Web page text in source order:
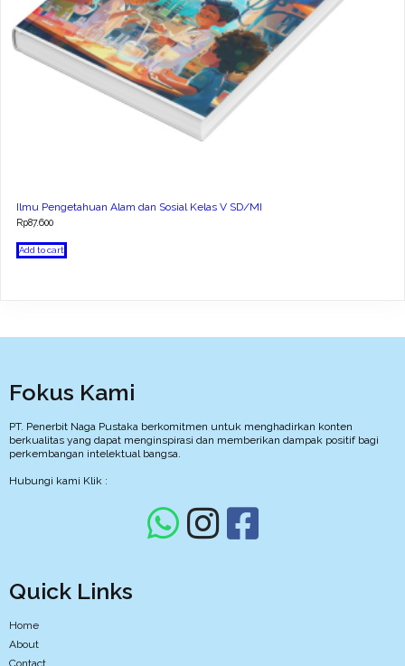
Ilmu Pengetahuan Alam dan Sosial Kelas V SD/MI
Rp87.600
Add to cart
Fokus Kami
PT. Penerbit Naga Pustaka berkomitmen untuk menghadirkan konten
berkualitas yang dapat menginspirasi dan memberikan dampak positif bagi
perkembangan intelektual bangsa.
Hubungi kami Klik :
Quick Links
Home
About
Contact